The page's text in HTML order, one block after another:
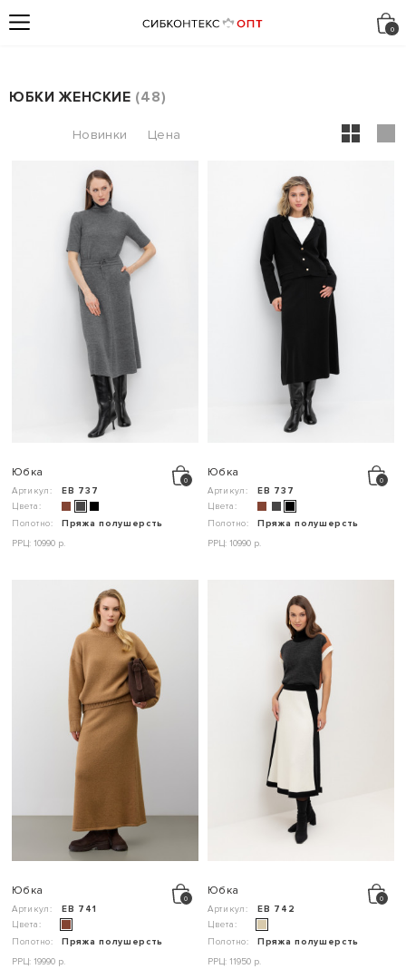
ЮБКИ ЖЕНСКИЕ 48
Юбка
Артикул:
ЕВ 737
Цвета:
Полотно:
Пряжа полушерсть
РРЦ: 10990 р.
Юбка
Артикул:
ЕВ 737
Цвета:
Полотно:
Пряжа полушерсть
РРЦ: 10990 р.
Юбка
Артикул:
ЕВ 741
Цвета:
Полотно:
Пряжа полушерсть
РРЦ: 19990 р.
Юбка
Артикул:
ЕВ 742
Цвета:
Полотно:
Пряжа полушерсть
РРЦ: 11950 р.